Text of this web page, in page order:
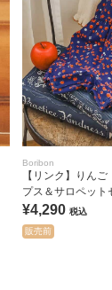
Boribon
【リンク】りん
プス＆サロペット
¥4,290 税込
販売前